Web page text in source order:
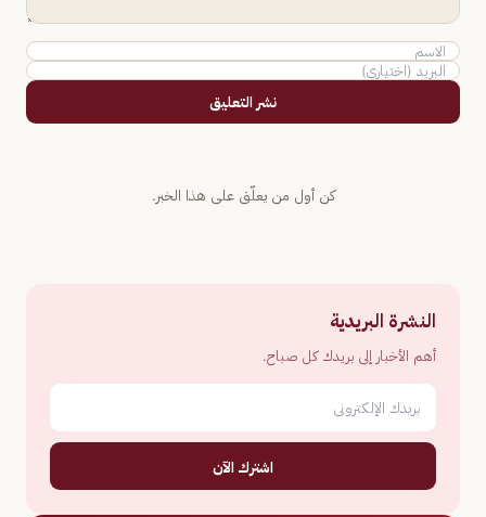
نشر التعليق
كن أول من يعلّق على هذا الخبر.
النشرة البريدية
أهم الأخبار إلى بريدك كل صباح.
اشترك الآن